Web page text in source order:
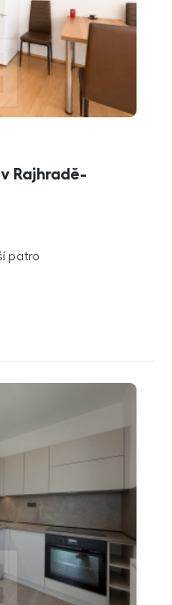
Rajhradě-
patro